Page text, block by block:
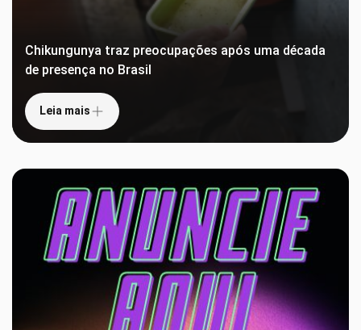
Chikungunya traz preocupações após uma década
de presença no Brasil
Leia mais